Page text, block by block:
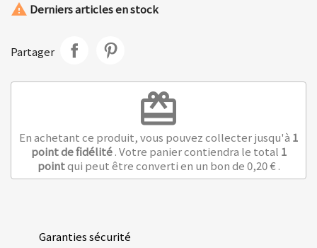
 Derniers articles en stock
Partager
redeem
En achetant ce produit, vous pouvez collecter jusqu'à 1
point de fidélité. Votre panier contiendra le total 1
pointqui peut être converti en un bon de0,20 €.
Garanties sécurité